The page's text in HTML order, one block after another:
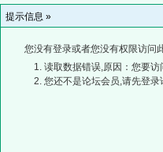
提示信息 »
您没有登录或者您没有权限访问
读取数据错误,原因：您要
您还不是论坛会员,请先登录